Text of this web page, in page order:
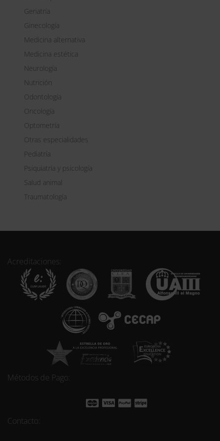
v
Geriatría
Ginecología
Medicina alternativa
Medicina estética
Neurología
Nutrición
Odontología
Oncología
Optometría
Otras especialidades
Pediatría
Psiquiatría y psicología
Salud animal
Traumatología
Acreditaciones:
Métodos de Pago:
Contacto: